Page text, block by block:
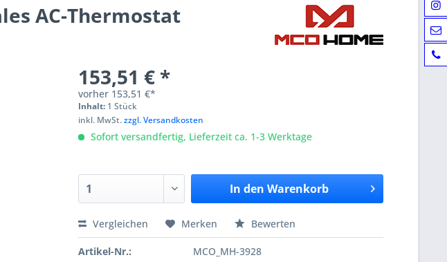
AC-Thermostat
153,51 € *
vorher 153,51 €*
Inhalt: 1 Stück
inkl. MwSt.zzgl. Versandkosten
Sofort versandfertig, Lieferzeit ca. 1-3 Werktage
In den Warenkorb
Vergleichen Merken Bewerten
Artikel-Nr.: MCO_MH-3928